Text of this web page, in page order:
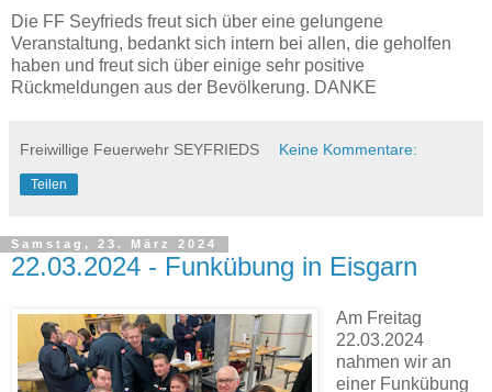
Die FF Seyfrieds freut sich über eine gelungene
Veranstaltung, bedankt sich intern bei allen, die geholfen
haben und freut sich über einige sehr positive
Rückmeldungen aus der Bevölkerung. DANKE
Freiwillige Feuerwehr SEYFRIEDS Keine Kommentare:
Teilen
Samstag, 23. März 2024
22.03.2024 - Funkübung in Eisgarn
Am Freitag
22.03.2024
nahmen wir an
einer Funkübung